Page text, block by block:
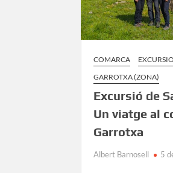
COMARCA
GARROTXA (ZONA)
Excursió de
Un viatge al
Garrotxa
Albert Barnosell 5